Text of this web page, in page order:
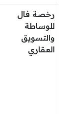
رخصة فال
للوساطة
والتسويق
العقاري